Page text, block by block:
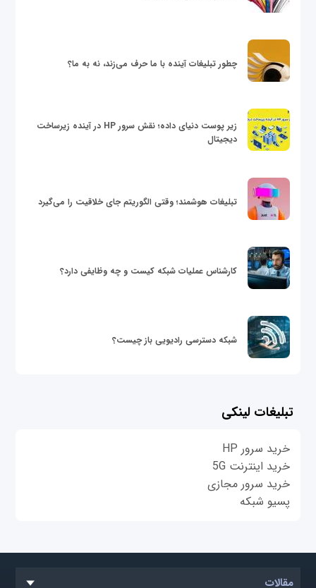
چطور تبلیغات آینده با ما حرف می‌زند، نه به ما؟
زیر پوست دنیای داده؛ نقش سرور HP در آینده زیرساخت
دیجیتال
تبلیغات هوشمند؛ وقتی الگوریتم جای خلاقیت را می‌گیرد
کارشناس عملیات شبکه کیست و چه وظایفی دارد؟
شبکه دسترسی رادیویی باز چیست؟
تبلیغات لینکی
خرید سرور HP
خرید اینترنت 5G
خرید سرور مجازی
پسیو شبکه
مقالات